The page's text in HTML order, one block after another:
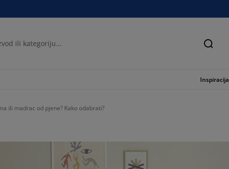
Traži
Inspiracija
ili madrac od pjene? Kako odabrati?